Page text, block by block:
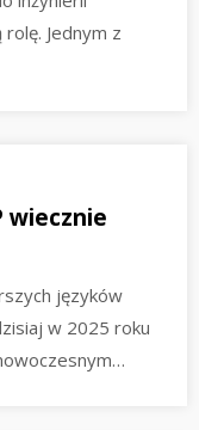
Jednym z
wiecznie
języków
w 2025 roku